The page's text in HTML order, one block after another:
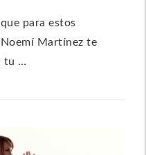
para estos
Martínez te
tu …